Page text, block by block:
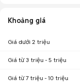
Khoảng giá
Giá dưới 2 triệu
Giá từ 3 triệu - 5 triệu
Giá từ 7 triệu - 10 triệu